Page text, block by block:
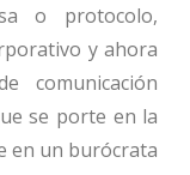
o protocolo,
y ahora
comunicación
se porte en la
en un burócrata